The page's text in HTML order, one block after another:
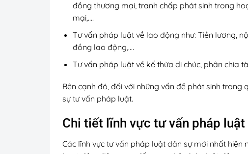
đồng thương mại, tranh chấp phát sinh trong
mại,….
Tư vấn pháp luật về lao động như: Tiền lương,
đồng lao động,….
Tư vấn pháp luật về kế thừa di chúc, phân chia
Bên cạnh đó, đối với những vấn đề phát sinh
sự tư vấn pháp luật.
Chi tiết lĩnh vực tư vấn pháp
Các lĩnh vực tư vấn pháp luật dân sự mới nhất